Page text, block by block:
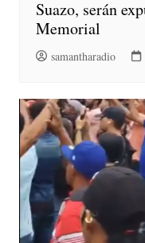
Suazo, serán
Memorial
samantharadio